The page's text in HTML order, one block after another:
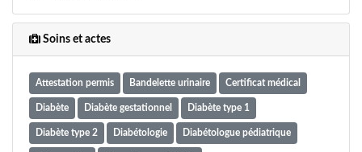
- Prévention des maladies cardiovasculaires
dégénératives
Soins et actes
Attestation permis Bandelette urinaire Certificat médical
Diabète Diabète gestationnel Diabète type 1
Diabète type 2 Diabétologie Diabétologue pédiatrique